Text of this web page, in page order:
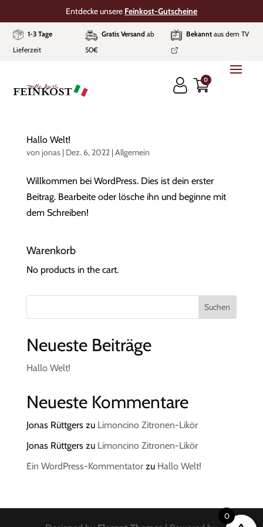
Entdecke unsere Feinkost-Gutscheine
1-3 Tage
Lieferzeit
Gratis Versand ab
50€
Bekanntaus dem TV
0
Hallo Welt!
von jonas| Dez. 6, 2022|Allgemein
Willkommen bei WordPress. Dies ist dein erster
Beitrag. Bearbeite oder lösche ihn und beginne mit
dem Schreiben!
Warenkorb
No products in the cart.
Suchen
Neueste Beiträge
Hallo Welt!
Neueste Kommentare
Jonas Rüttgerszu Limoncino Zitronen-Likör
Jonas Rüttgerszu Limoncino Zitronen-Likör
Ein WordPress-Kommentatorzu Hallo Welt!
0